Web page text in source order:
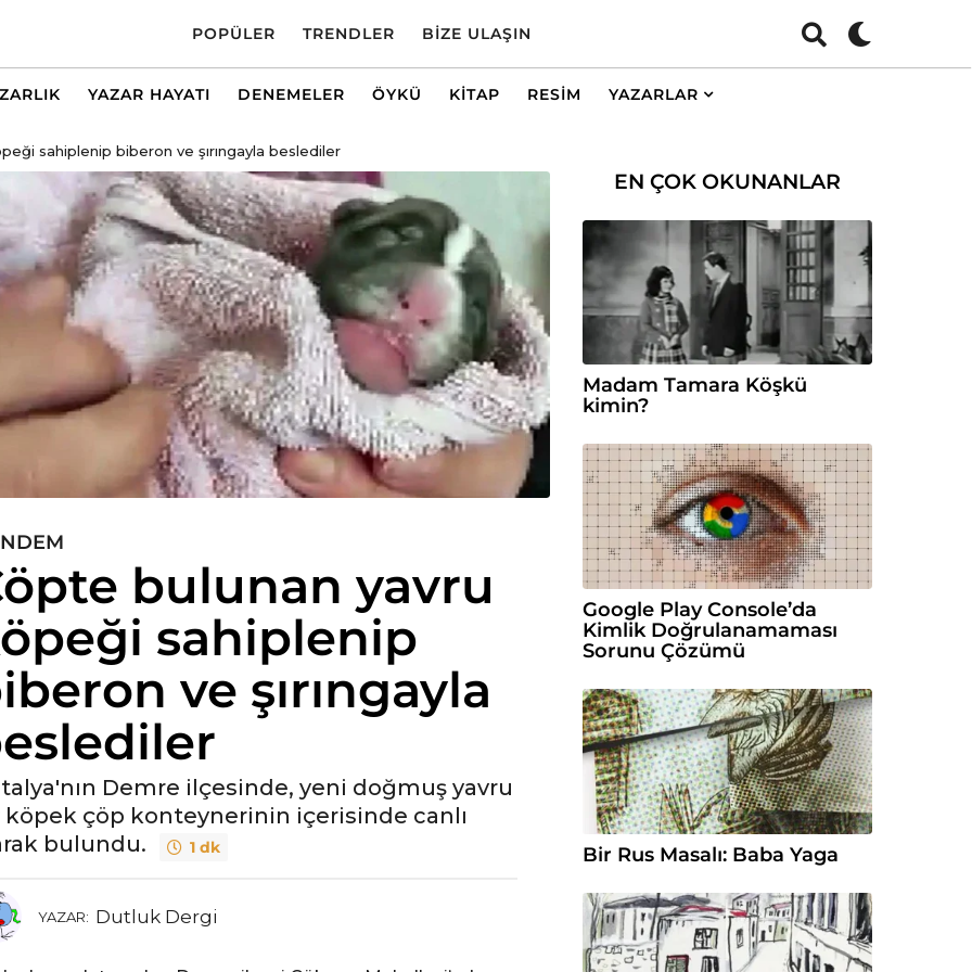
POPÜLER TRENDLER BIZE ULAŞIN
YAZAR HAYATI DENEMELER ÖYKÜ KITAP RESIM YAZARLAR
sahiplenip biberon ve şırıngayla beslediler
bulunan yavru
sahiplenip
ve şırıngayla
Demre ilçesinde, yeni doğmuş yavru
köpek çöp konteynerinin içerisinde canlı
bulundu.
1 dk
YAZAR: Dutluk Dergi
EN ÇOK OKUNANLAR
Madam Tamara Köşkü
kimin?
Google Play Console’da
Kimlik Doğrulanamaması
Sorunu Çözümü
Bir Rus Masalı: Baba Yaga